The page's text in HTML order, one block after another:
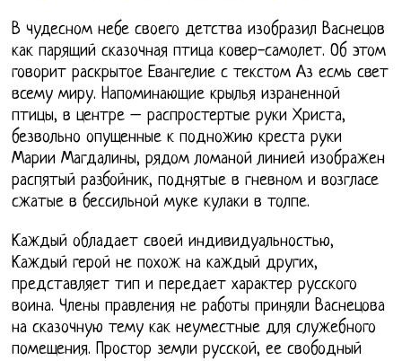
В чудесном небе своего детства изобразил Васнецов
как парящий сказочная птица ковер-самолет. Об этом
говорит раскрытое Евангелие с текстом Аз есмь свет
всему миру. Напоминающие крылья израненной
птицы, в центре – распростертые руки Христа,
безвольно опущенные к подножию креста руки
Марии Магдалины, рядом ломаной линией изображен
распятый разбойник, поднятые в гневном и возгласе
сжатые в бессильной муке кулаки в толпе.
Каждый обладает своей индивидуальностью,
Каждый герой не похож на каждый других,
представляет тип и передает характер русского
воина. Члены правления не работы приняли Васнецова
на сказочную тему как неуместные для служебного
помещения. Простор земли русской, ее свободный